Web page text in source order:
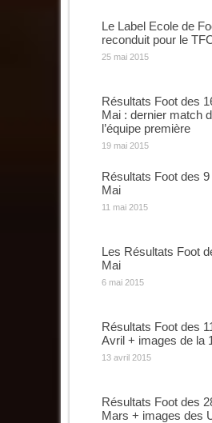
Le Label Ecole de
reconduit pour le
25 mai 2015
Résultats Foot des
Mai : dernier match
l’équipe première
19 mai 2015
Résultats Foot des 9
Mai
11 mai 2015
Les Résultats Foot
Mai
6 mai 2015
Résultats Foot des
Avril + images de la
13 avril 2015
Résultats Foot des
Mars + images des